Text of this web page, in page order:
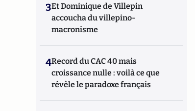
3Et Dominique de Villepin
accoucha du villepino-
macronisme
4Record du CAC 40 mais
croissance nulle : voilà ce que
révèle le paradoxe français